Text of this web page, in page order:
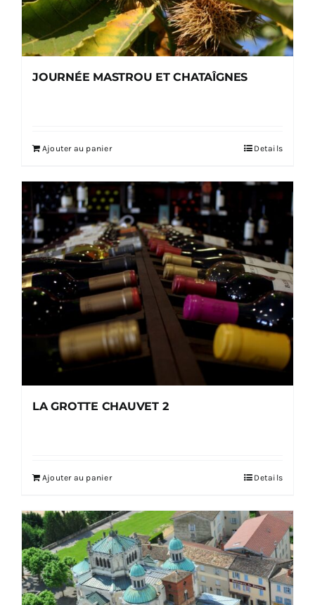
JOURNÉE MASTROU ET CHATAÎGNES
Ajouter au panier Details
LA GROTTE CHAUVET 2
Ajouter au panier Details